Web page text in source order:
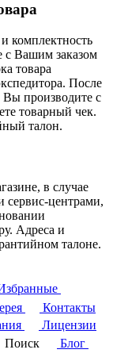
комплектность
с Вашим заказом
товара
После
производите с
товарный чек.
талон.
в случае
сервис-центрами,
Адреса и
талоне.
Контакты
Лицензии
Поиск
Блог